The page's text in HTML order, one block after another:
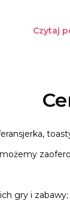
Czytaj
gry i zabawy;